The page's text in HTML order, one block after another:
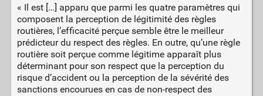
« Il est […] apparu que parmi les quatre paramètres qui
composent la perception de légitimité des règles
routières, l’efficacité perçue semble être le meilleur
prédicteur du respect des règles. En outre, qu’une règle
routière soit perçue comme légitime apparaît plus
déterminant pour son respect que la perception du
risque d’accident ou la perception de la sévérité des
sanctions encourues en cas de non-respect des